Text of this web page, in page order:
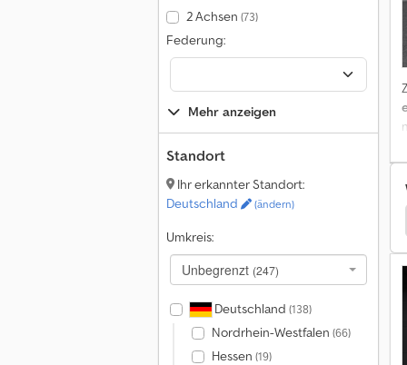
2 Achsen (73)
Federung:
Mehr anzeigen
Standort
Ihr erkannter Standort:
Deutschland
(ändern)
Umkreis:
Unbegrenzt (247)
Deutschland (138)
Nordrhein-Westfalen (66)
Hessen (19)